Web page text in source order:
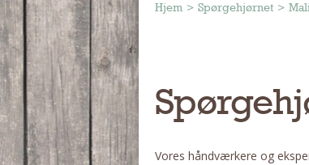
Hjem > Spørgehjørnet >
Vores håndværkere og